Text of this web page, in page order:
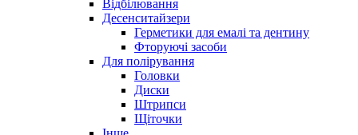
Відбілювання
Десенситайзери
Герметики для емалі та дентину
Фторуючі засоби
Для полірування
Головки
Диски
Штрипси
Щіточки